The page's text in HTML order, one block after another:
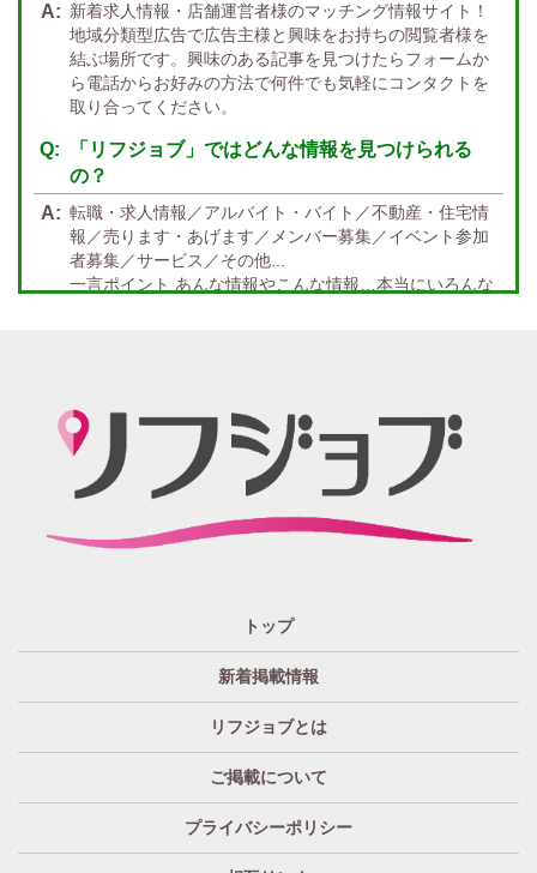
指名バック率高め 週1・月1～OK
託児所紹介あり 初心者歓迎
資格者優遇
宿泊・送迎あり 50代以上歓迎
経験者優遇
経験者歓迎 未経験者あり
未経験者金着 60代歓迎
大分 福岡 佐賀 長崎 宮崎 熊本 鹿児島 沖縄
中四国 エリア
岡山 鳥取 広島 島根
新着求人情報・店舗運営者様のマッチング情報サイト！
地域分類型広告で広告主様と興味をお持ちの閲覧者様を
結ぶ場所です。興味のある記事を見つけたらフォームか
ら電話からお好みの方法で何件でも気軽にコンタクトを
取り合ってください。
「リフジョブ」ではどんな情報を見つけられる
の？
転職・求人情報／アルバイト・バイト／不動産・住宅情
報／売ります・あげます／メンバー募集／イベント参加
者募集／サービス／その他...
一言ポイント あんな情報やこんな情報…本当にいろんな
紙面媒体スポーツ紙のあの広告求人情報から意味深長な
広告!?まで興味のある方もただ眺めてるだけ、という通り
すがりの方へも！もっとkhaosな情報たちを掲載する場所
が欲しい！というお客様の要望を実現、もっと広く発信
に、リフジョブは地域情報発信サービスを2016年10月よ
り開始いたしました。
「リフジョブ」は無料広告？
いいえ、リフジョブは収益広告として運営されておりま
「リフジョブ」へはどのぐらいのアクセスがある
求人情報はもちろん、地域密着型広告や特殊な広告まで
トップ
新着掲載情報
リフジョブとは
ご掲載について
プライバシーポリシー